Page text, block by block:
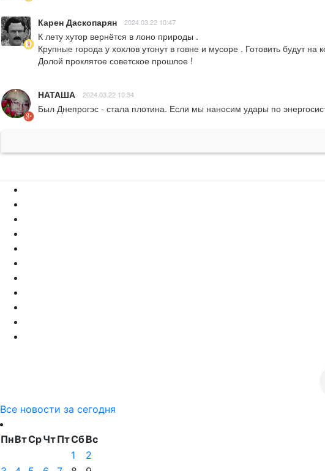
Карен Даскопарян 2024.03.22 10:47
К лету хутор вернётся в лоно природы .
Крупные города у хохлов утонут в говне и мусоре . Готовить будут
Долой проклятое советское прошлое !
НАТАША 2024.03.22 10:34
Был Днепрогэс - стала плотина. Если мы наносим удары по
Все новости за сегодня
ПнВтСрЧтПтСбВс
1
2